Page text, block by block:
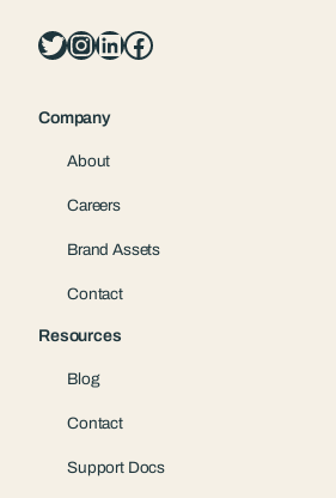
Twitter InstagramLinkedIn Facebook
Company
About
Careers
Brand Assets
Contact
Resources
Blog
Contact
Support Docs